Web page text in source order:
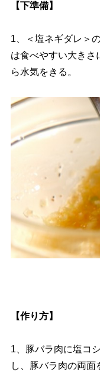
【下準備】
1、＜塩ネギダレ＞
は食べやすい大きさ
ら水気をきる。
【作り方】
1、豚バラ肉に塩コ
し、豚バラ肉の両面